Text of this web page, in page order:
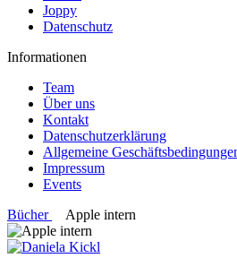
Joppy
Datenschutz
Informationen
Team
Über uns
Kontakt
Datenschutzerklärung
Allgemeine
Impressum
Events
Bücher
Apple intern